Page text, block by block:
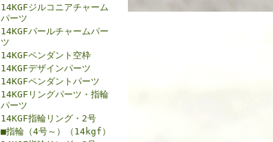
14KGFジルコニアチャーム
パーツ
14KGFパールチャームパー
ツ
14KGFペンダント空枠
14KGFデザインパーツ
14KGFペンダントパーツ
14KGFリングパーツ・指輪
パーツ
14KGF指輪リング・2号
■指輪（4号～）（14kgf）